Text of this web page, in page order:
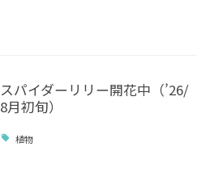
スパイダーリリー開花中（’26/
8月初旬）
植物